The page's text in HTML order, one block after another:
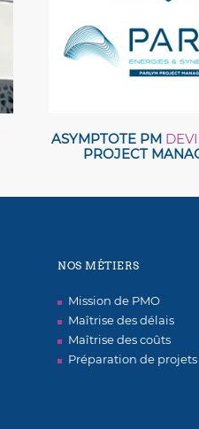
ASYMPTOTE PM
PROJECT
NOS MÉTIERS
Mission de PMO
Maîtrise des délais
Maîtrise des coûts
Préparation de projets